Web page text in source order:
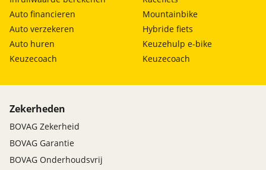
Auto financieren
Auto verzekeren
Auto huren
Keuzecoach
Mountainbike
Hybride fiets
Keuzehulp e-bike
Keuzecoach
Zekerheden
BOVAG Zekerheid
BOVAG Garantie
BOVAG Onderhoudsvrij